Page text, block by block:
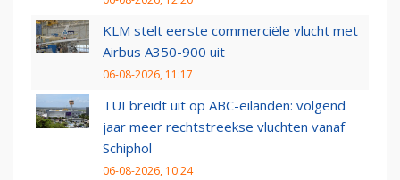
KLM stelt eerste commerciële vlucht met
Airbus A350-900 uit
06-08-2026, 11:17
TUI breidt uit op ABC-eilanden: volgend
jaar meer rechtstreekse vluchten vanaf
Schiphol
06-08-2026, 10:24